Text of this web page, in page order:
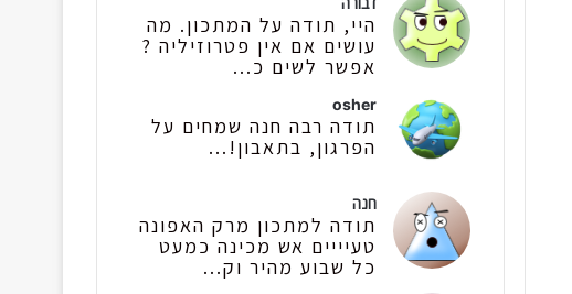
היי, תודה על המתכון. מה
עושים אם אין פטרוזיליה ?
אפשר לשים כ...
osher
תודה רבה חנה שמחים על
הפרגון, בתאבון!...
חנה
תודה למתכון מרק האפונה
טעיייים אש מכינה כמעט
כל שבוע מהיר וק...